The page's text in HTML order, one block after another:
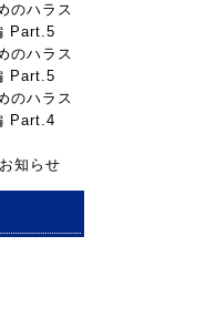
のハラス
Part.5
のハラス
Part.5
のハラス
Part.4
知らせ